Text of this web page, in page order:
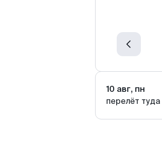
10 авг, пн
перелёт туда